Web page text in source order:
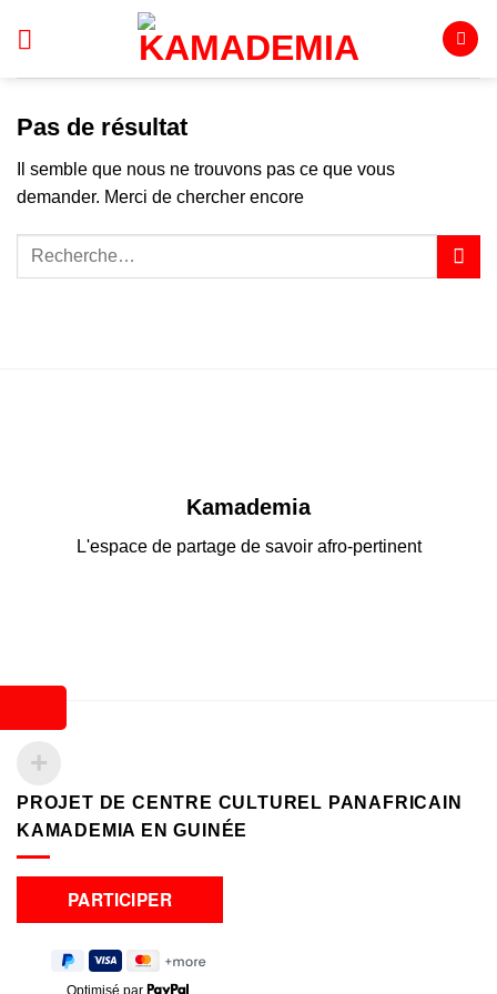
Pas de résultat
Il semble que nous ne trouvons pas ce que vous
demander. Merci de chercher encore
Kamademia
L'espace de partage de savoir afro-pertinent
PROJET DE CENTRE CULTUREL PANAFRICAIN
KAMADEMIA EN GUINÉE
Optimisé par